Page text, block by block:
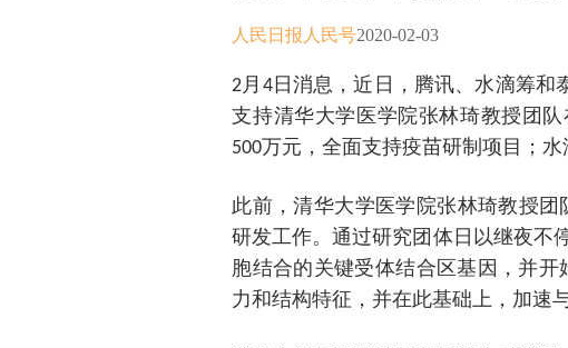
人民日报人民号2020-02-03
2月4日消息，近日，腾讯、水滴筹和
支持清华大学医学院张林琦教授团
500万元，全面支持疫苗研制项目；
此前，清华大学医学院张林琦教授团
研发工作。通过研究团体日以继夜不
胞结合的关键受体结合区基因，并开
力和结构特征，并在此基础上，加速